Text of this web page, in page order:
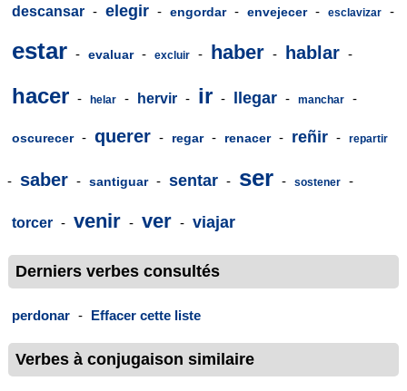
descansar - elegir - engordar - envejecer - esclavizar -
estar - evaluar - excluir - haber - hablar -
hacer - helar - hervir - ir - llegar - manchar -
oscurecer - querer - regar - renacer - reñir - repartir
- saber - santiguar - sentar - ser - sostener -
torcer - venir - ver - viajar
Derniers verbes consultés
perdonar - Effacer cette liste
Verbes à conjugaison similaire